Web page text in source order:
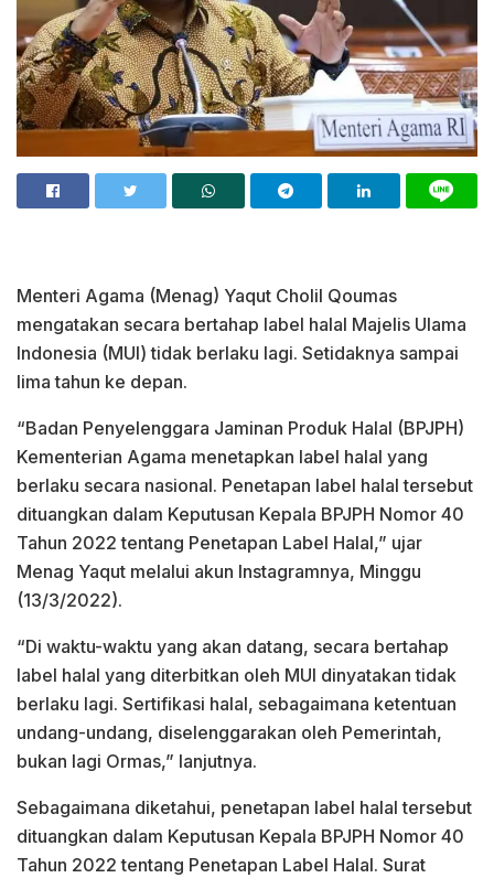
Menteri Agama (Menag) Yaqut Cholil Qoumas
mengatakan secara bertahap label halal Majelis Ulama
Indonesia (MUI) tidak berlaku lagi. Setidaknya sampai
lima tahun ke depan.
“Badan Penyelenggara Jaminan Produk Halal (BPJPH)
Kementerian Agama menetapkan label halal yang
berlaku secara nasional. Penetapan label halal tersebut
dituangkan dalam Keputusan Kepala BPJPH Nomor 40
Tahun 2022 tentang Penetapan Label Halal,” ujar
Menag Yaqut melalui akun Instagramnya, Minggu
(13/3/2022).
“Di waktu-waktu yang akan datang, secara bertahap
label halal yang diterbitkan oleh MUI dinyatakan tidak
berlaku lagi. Sertifikasi halal, sebagaimana ketentuan
undang-undang, diselenggarakan oleh Pemerintah,
bukan lagi Ormas,” lanjutnya.
Sebagaimana diketahui, penetapan label halal tersebut
dituangkan dalam Keputusan Kepala BPJPH Nomor 40
Tahun 2022 tentang Penetapan Label Halal. Surat